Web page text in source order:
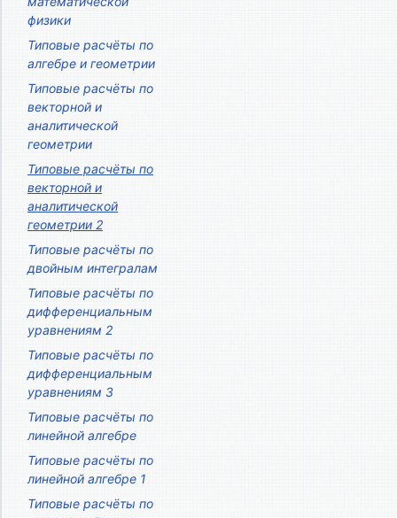
физики
Типовые расчёты по
алгебре и геометрии
Типовые расчёты по
векторной и
аналитической
геометрии
Типовые расчёты по
векторной и
аналитической
геометрии 2
Типовые расчёты по
двойным интегралам
Типовые расчёты по
дифференциальным
уравнениям 2
Типовые расчёты по
дифференциальным
уравнениям 3
Типовые расчёты по
линейной алгебре
Типовые расчёты по
линейной алгебре 1
Типовые расчёты по